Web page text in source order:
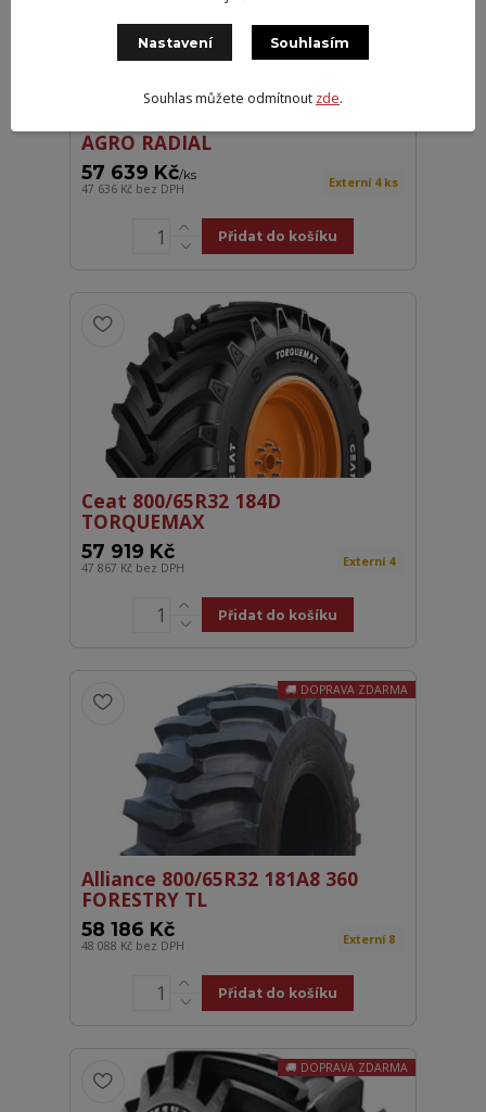
AGRO RADIAL
57 639 Kč/ks
47 636 Kč bez DPH Externí 4 ks
Přidat do košíku
Ceat 800/65R32 184D
TORQUEMAX
57 919 Kč
47 867 Kč bez DPH Externí 4
Přidat do košíku
DOPRAVA ZDARMA
Alliance 800/65R32 181A8 360
FORESTRY TL
58 186 Kč
48 088 Kč bez DPH Externí 8
Přidat do košíku
DOPRAVA ZDARMA
Nastavení Souhlasím
Souhlas můžete odmítnout zde.